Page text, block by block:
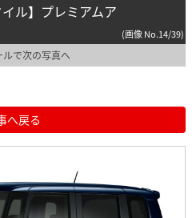
ル】プレミアムア
(画像 No.14/39)
ルで次の写真へ
へ戻る